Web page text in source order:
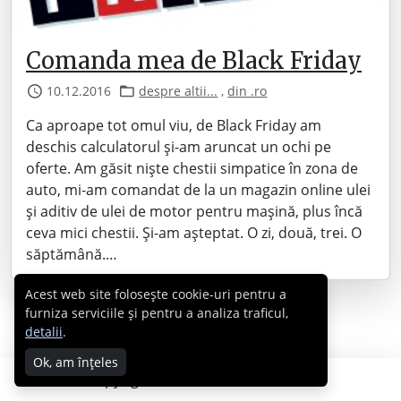
Comanda mea de Black Friday
10.12.2016 despre altii... ,din .ro
Ca aproape tot omul viu, de Black Friday am
deschis calculatorul și-am aruncat un ochi pe
oferte. Am găsit niște chestii simpatice în zona de
auto, mi-am comandat de la un magazin online ulei
și aditiv de ulei de motor pentru mașină, plus încă
ceva mici chestii. Și-am așteptat. O zi, două, trei. O
săptămână.…
Copyright © 2007 - 2026 Cabral.ro
Acest web site folosește cookie-uri pentru a
furniza serviciile și pentru a analiza traficul,
detalii.
Ok, am înțeles